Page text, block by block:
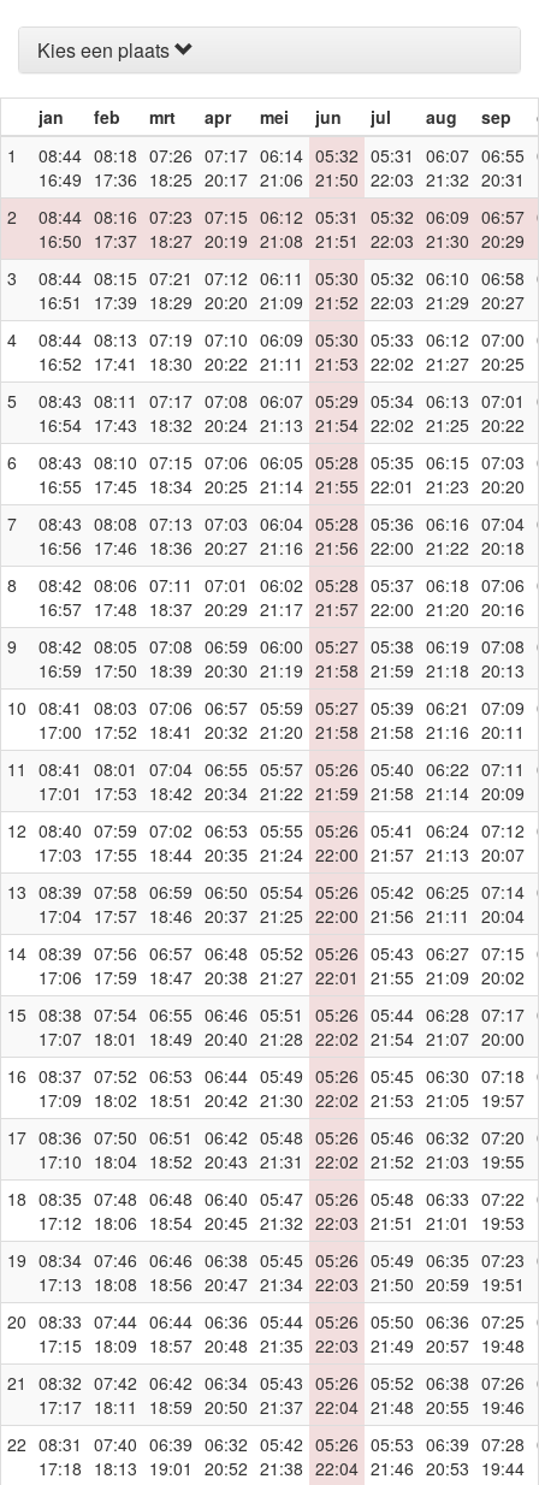
Kies een plaats
jan feb mrt apr mei jun jul aug sep
1
08:44
16:49
08:18
17:36
07:26
18:25
07:17
20:17
06:14
21:06
05:32
21:50
05:31
22:03
06:07
21:32
06:55
20:31
2
08:44
16:50
08:16
17:37
07:23
18:27
07:15
20:19
06:12
21:08
05:31
21:51
05:32
22:03
06:09
21:30
06:57
20:29
3
08:44
16:51
08:15
17:39
07:21
18:29
07:12
20:20
06:11
21:09
05:30
21:52
05:32
22:03
06:10
21:29
06:58
20:27
4
08:44
16:52
08:13
17:41
07:19
18:30
07:10
20:22
06:09
21:11
05:30
21:53
05:33
22:02
06:12
21:27
07:00
20:25
5
08:43
16:54
08:11
17:43
07:17
18:32
07:08
20:24
06:07
21:13
05:29
21:54
05:34
22:02
06:13
21:25
07:01
20:22
6
08:43
16:55
08:10
17:45
07:15
18:34
07:06
20:25
06:05
21:14
05:28
21:55
05:35
22:01
06:15
21:23
07:03
20:20
7
08:43
16:56
08:08
17:46
07:13
18:36
07:03
20:27
06:04
21:16
05:28
21:56
05:36
22:00
06:16
21:22
07:04
20:18
8
08:42
16:57
08:06
17:48
07:11
18:37
07:01
20:29
06:02
21:17
05:28
21:57
05:37
22:00
06:18
21:20
07:06
20:16
9
08:42
16:59
08:05
17:50
07:08
18:39
06:59
20:30
06:00
21:19
05:27
21:58
05:38
21:59
06:19
21:18
07:08
20:13
10 08:41
17:00
08:03
17:52
07:06
18:41
06:57
20:32
05:59
21:20
05:27
21:58
05:39
21:58
06:21
21:16
07:09
20:11
11
08:41
17:01
08:01
17:53
07:04
18:42
06:55
20:34
05:57
21:22
05:26
21:59
05:40
21:58
06:22
21:14
07:11
20:09
12 08:40
17:03
07:59
17:55
07:02
18:44
06:53
20:35
05:55
21:24
05:26
22:00
05:41
21:57
06:24
21:13
07:12
20:07
13 08:39
17:04
07:58
17:57
06:59
18:46
06:50
20:37
05:54
21:25
05:26
22:00
05:42
21:56
06:25
21:11
07:14
20:04
14 08:39
17:06
07:56
17:59
06:57
18:47
06:48
20:38
05:52
21:27
05:26
22:01
05:43
21:55
06:27
21:09
07:15
20:02
15 08:38
17:07
07:54
18:01
06:55
18:49
06:46
20:40
05:51
21:28
05:26
22:02
05:44
21:54
06:28
21:07
07:17
20:00
16 08:37
17:09
07:52
18:02
06:53
18:51
06:44
20:42
05:49
21:30
05:26
22:02
05:45
21:53
06:30
21:05
07:18
19:57
17 08:36
17:10
07:50
18:04
06:51
18:52
06:42
20:43
05:48
21:31
05:26
22:02
05:46
21:52
06:32
21:03
07:20
19:55
18 08:35
17:12
07:48
18:06
06:48
18:54
06:40
20:45
05:47
21:32
05:26
22:03
05:48
21:51
06:33
21:01
07:22
19:53
19 08:34
17:13
07:46
18:08
06:46
18:56
06:38
20:47
05:45
21:34
05:26
22:03
05:49
21:50
06:35
20:59
07:23
19:51
20 08:33
17:15
07:44
18:09
06:44
18:57
06:36
20:48
05:44
21:35
05:26
22:03
05:50
21:49
06:36
20:57
07:25
19:48
21
08:32
17:17
07:42
18:11
06:42
18:59
06:34
20:50
05:43
21:37
05:26
22:04
05:52
21:48
06:38
20:55
07:26
19:46
22 08:31
17:18
07:40
18:13
06:39
19:01
06:32
20:52
05:42
21:38
05:26
22:04
05:53
21:46
06:39
20:53
07:28
19:44